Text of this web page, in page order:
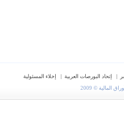
| إتحاد البورصات العربية |
إخلاء المسئولية
© 2009